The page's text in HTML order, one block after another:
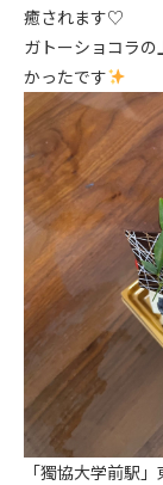
癒されます♡
ガトーショコラ
かったです
「獨協大学前駅